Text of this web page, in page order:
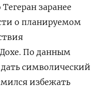
Тегеран заранее
о планируемом
По данным
символический
избежать